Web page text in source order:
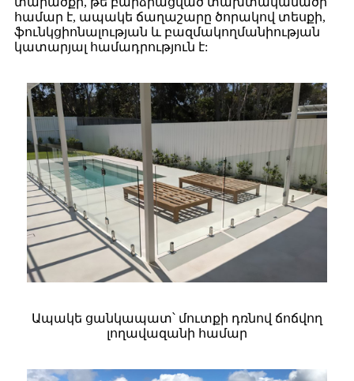
համար է, ապակե ճաղաշարը ծորակով տեսքի,
ֆունկցիոնալության և բազմակողմանիության
կատարյալ համադրություն է:
Ապակե ցանկապատ՝ մուտքի դռնով ճոճվող
լողավազանի համար